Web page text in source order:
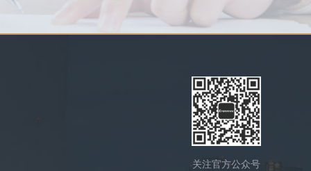
关注官方公众号